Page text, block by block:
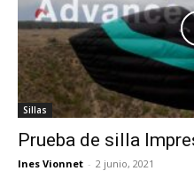
Sillas
Prueba de silla
Ines Vionnet - 2 junio, 2021